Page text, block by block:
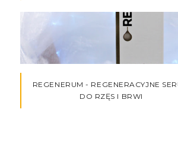
REGENERUM - REGENERACYJNE
DO RZĘS I BRWI